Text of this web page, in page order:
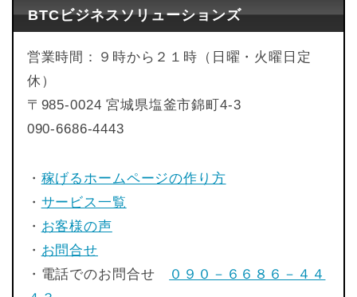
BTCビジネスソリューションズ
営業時間：９時から２１時（日曜・火曜日定
休）
〒985-0024 宮城県塩釜市錦町4-3
090-6686-4443
・ 稼げるホームページの作り方
・ サービス一覧
・ お客様の声
・ お問合せ
・電話でのお問合せ
０９０－６６８６－４４